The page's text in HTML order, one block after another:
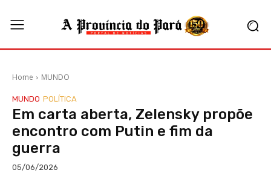
Home MUNDO
MUNDO POLÍTICA
Em carta aberta, Zelensky propõe
encontro com Putin e fim da
guerra
05/06/2026